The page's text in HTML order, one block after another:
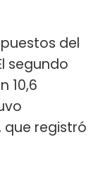
del
segundo
10,6
que registró